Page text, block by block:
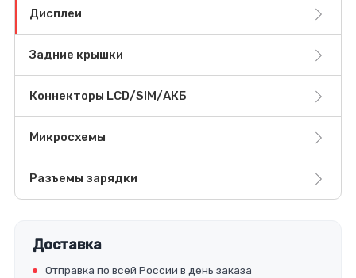
Дисплеи
Задние крышки
Коннекторы LCD/SIM/АКБ
Микросхемы
Разъемы зарядки
Доставка
Отправка по всей России в день заказа